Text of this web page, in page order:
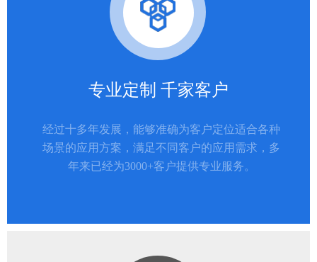
专业定制 千家客户
经过十多年发展，能够准确为客户定位适合各种
场景的应用方案，满足不同客户的应用需求，多
年来已经为3000+客户提供专业服务。